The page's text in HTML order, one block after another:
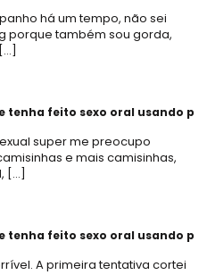
há um tempo, não sei
porque também sou gorda,
tenha feito sexo oral usando
super me preocupo
e mais camisinhas,
[…]
tenha feito sexo oral usando
A primeira tentativa cortei